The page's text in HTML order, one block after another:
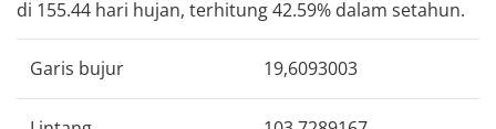
di 155.44 hari hujan, terhitung 42.59% dalam setahun.
Garis bujur 19,6093003